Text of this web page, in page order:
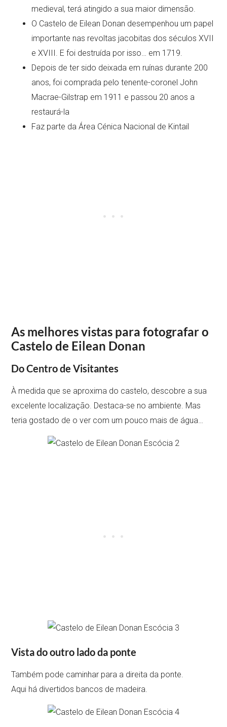
medieval, terá atingido a sua maior dimensão.
O Castelo de Eilean Donan desempenhou um papel
importante nas revoltas jacobitas dos séculos XVII
e XVIII. E foi destruída por isso… em 1719.
Depois de ter sido deixada em ruínas durante 200
anos, foi comprada pelo tenente-coronel John
Macrae-Gilstrap em 1911 e passou 20 anos a
restaurá-la
Faz parte da Área Cénica Nacional de Kintail
As melhores vistas para fotografar o
Castelo de Eilean Donan
Do Centro de Visitantes
À medida que se aproxima do castelo, descobre a sua
excelente localização. Destaca-se no ambiente. Mas
teria gostado de o ver com um pouco mais de água…
Vista do outro lado da ponte
Também pode caminhar para a direita da ponte.
Aqui há divertidos bancos de madeira.